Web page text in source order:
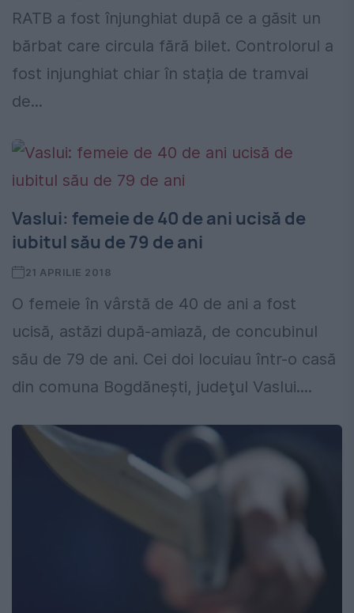
RATB a fost înjunghiat după ce a găsit un
bărbat care circula fără bilet. Controlorul a
fost injunghiat chiar în stația de tramvai
de...
Vaslui: femeie de 40 de ani ucisă de
iubitul său de 79 de ani
21 APRILIE 2018
O femeie în vârstă de 40 de ani a fost
ucisă, astăzi după-amiază, de concubinul
său de 79 de ani. Cei doi locuiau într-o casă
din comuna Bogdăneşti, judeţul Vaslui....